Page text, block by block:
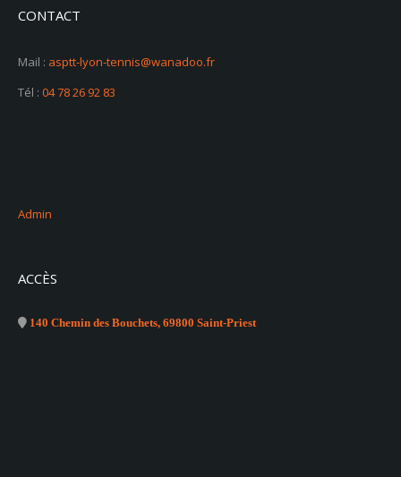
CONTACT
Mail : asptt-lyon-tennis@wanadoo.fr
Tél : 04 78 26 92 83
Admin
ACCÈS
140 Chemin des Bouchets, 69800 Saint-Priest